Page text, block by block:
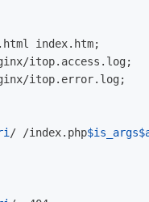
index.htm
;
itop.access.log
;
itop.error.log
;
/ /index.php